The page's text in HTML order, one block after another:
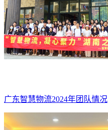
广东智慧物流2024年团队情况